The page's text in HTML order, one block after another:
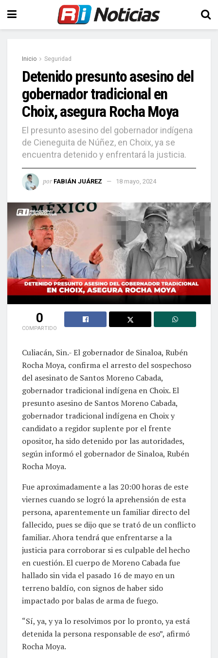
Inicio Seguridad
Detenido presunto asesino del
gobernador tradicional en
Choix, asegura Rocha Moya
El presunto asesino del gobernador indígena
de Cieneguita de Núñez, en Choix, ya se
encuentra detenido y enfrentará la justicia.
por FABIÁN JUÁREZ 18 mayo, 2024
0
COMPARTIDO
Culiacán, Sin.- El gobernador de Sinaloa, Rubén
Rocha Moya, confirma el arresto del sospechoso
del asesinato de Santos Moreno Cabada,
gobernador tradicional indígena en Choix. El
presunto asesino de Santos Moreno Cabada,
gobernador tradicional indígena en Choix y
candidato a regidor suplente por el frente
opositor, ha sido detenido por las autoridades,
según informó el gobernador de Sinaloa, Rubén
Rocha Moya.
Fue aproximadamente a las 20:00 horas de este
viernes cuando se logró la aprehensión de esta
persona, aparentemente un familiar directo del
fallecido, pues se dijo que se trató de un conflicto
familiar. Ahora tendrá que enfrentarse a la
justicia para corroborar si es culpable del hecho
en cuestión. El cuerpo de Moreno Cabada fue
hallado sin vida el pasado 16 de mayo en un
terreno baldío, con signos de haber sido
impactado por balas de arma de fuego.
“Sí, ya, y ya lo resolvimos por lo pronto, ya está
detenida la persona responsable de eso”, afirmó
Rocha Moya.